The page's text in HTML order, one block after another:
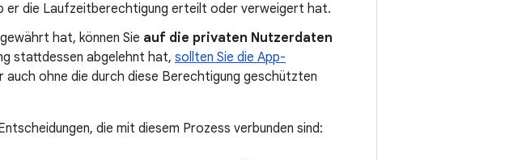
er die Laufzeitberechtigung erteilt oder verweigert hat.
hat, können Sie auf die privaten Nutzerdaten
stattdessen abgelehnt hat, sollten Sie die App-
auch ohne die durch diese Berechtigung geschützten
die mit diesem Prozess verbunden sind: